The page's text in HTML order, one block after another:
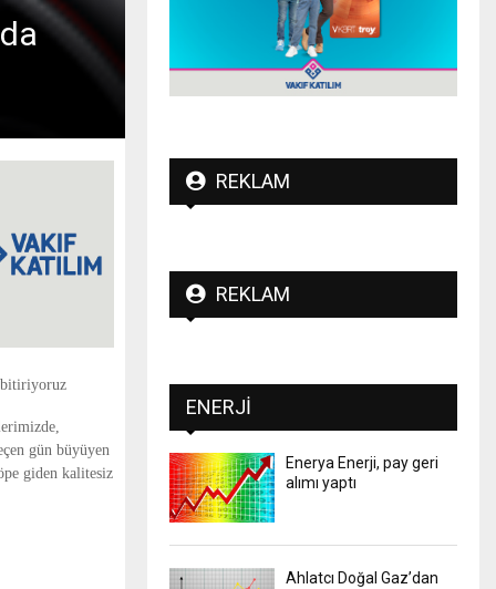
bitiriyoruz
gün büyüyen
giden kalitesiz
REKLAM
REKLAM
ENERJI
Enerya Enerji, pay geri
alımı yaptı
Ahlatcı Doğal Gaz’dan